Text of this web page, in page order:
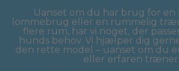
Uanset om du har brug for en
lommebrug eller en rummelig
flere rum, har vi noget, der
hunds behov. Vi hjælper dig
den rette model – uanset om du
eller erfaren træner.